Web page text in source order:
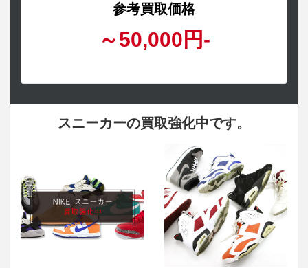
参考買取価格
～50,000円-
スニーカーの買取強化中です。